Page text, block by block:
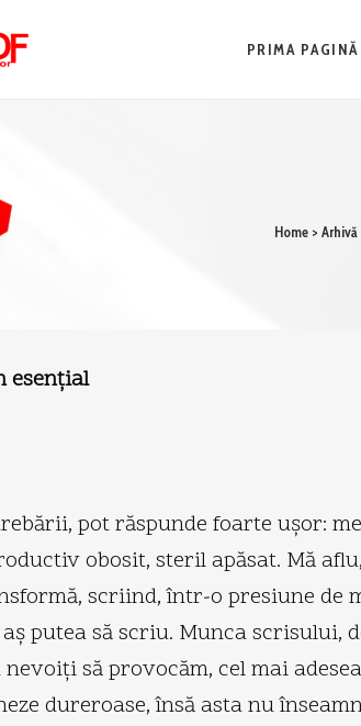
PRIMA PAGINĂ
Home> Arhivă
esenţial
pot răspunde foarte uşor:
obosit, steril apăsat. Mă
scriind, într-o presiune de
aş putea să scriu. Munca
să provocăm, cel mai
dureroase, însă asta nu